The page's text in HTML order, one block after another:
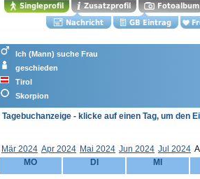
Ich (Mann) suche Frau
geschieden
Tirol
Skorpion
Tagebuchanzeige - klicke auf einen Tag, um den
Mär 2024 Apr 2024 Mai 2024 Jun 2024 Jul 2024
MO
DI MI